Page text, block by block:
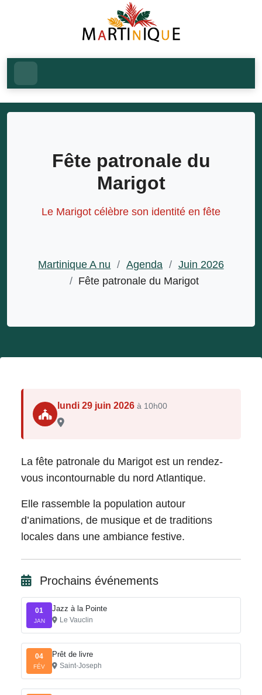
Fête patronale du
Marigot
Le Marigot célèbre son identité en fête
Martinique A nu / Agenda / Juin 2026
/ Fête patronale du Marigot
lundi 29 juin 2026 à 10h00
La fête patronale du Marigot est un rendez-
vous incontournable du nord Atlantique.
Elle rassemble la population autour
d’animations, de musique et de traditions
locales dans une ambiance festive.
Prochains événements
01
JAN
Jazz à la Pointe
Le Vauclin
04
FÉV
Prêt de livre
Saint-Joseph